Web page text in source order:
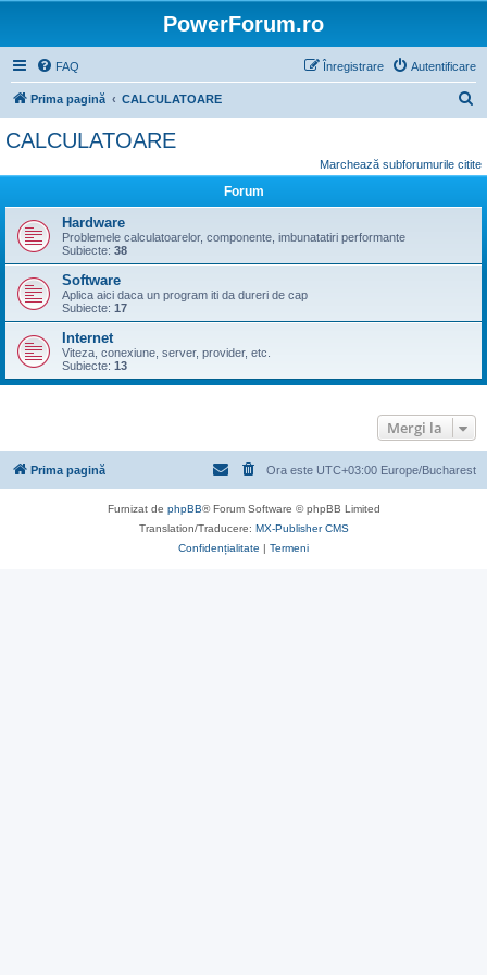
PowerForum.ro
FAQ Autentificare
Înregistrare
Prima pagină CALCULATOARE
t
CALCULATOARE
Marchează subforumurile citite
Forum
Hardware
Problemele calculatoarelor, componente, imbunatatiri performante
Subiecte: 38
Software
Aplica aici daca un program iti da dureri de cap
Subiecte: 17
Internet
Viteza, conexiune, server, provider, etc.
Subiecte: 13
Mergi la
Prima pagină Ora este UTC+03:00 Europe/Bucharest
Furnizat de phpBB® Forum Software © phpBB Limited
Translation/Traducere: MX-Publisher CMS
Confidențialitate | Termeni